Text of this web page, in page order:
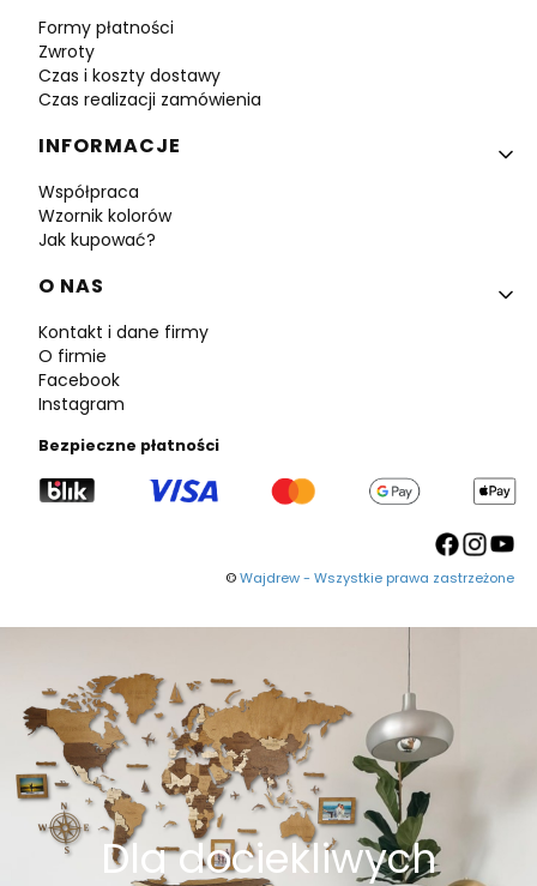
Formy płatności
Zwroty
Czas i koszty dostawy
Czas realizacji zamówienia
INFORMACJE
Współpraca
Wzornik kolorów
Jak kupować?
O NAS
Kontakt i dane firmy
O firmie
Facebook
Instagram
Bezpieczne płatności
©Wajdrew - Wszystkie prawa zastrzeżone
Dla dociekliwych